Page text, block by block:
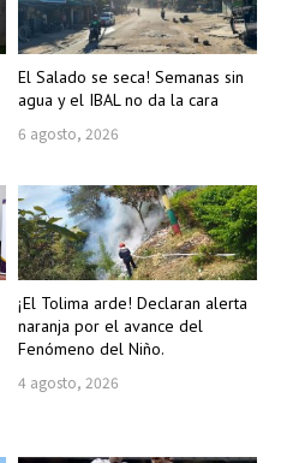
El Salado se seca! Semanas sin
agua y el IBAL no da la cara
6 agosto, 2026
¡El Tolima arde! Declaran alerta
naranja por el avance del
Fenómeno del Niño.
4 agosto, 2026